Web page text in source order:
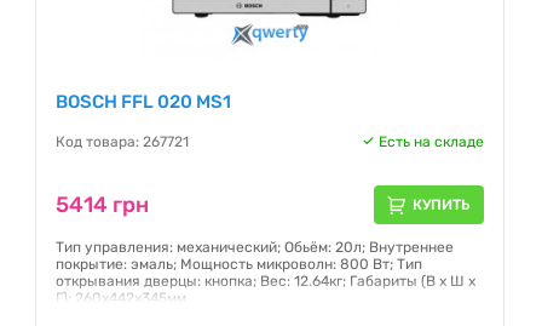
BOSCH FFL 020 MS1
Код товара: 267721 Есть на складе
5414 грн КУПИТЬ
Тип управления: механический; Обьём: 20л; Внутреннее
покрытие: эмаль; Мощность микроволн: 800 Вт; Тип
открывания дверцы: кнопка; Вес: 12.64кг; Габариты (В х Ш х
Г): 260х442х345мм